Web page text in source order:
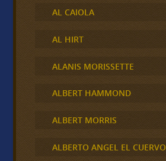
AL CAIOLA
AL HIRT
ALANIS MORISSETTE
ALBERT HAMMOND
ALBERT MORRIS
ALBERTO ANGEL EL CUERVO